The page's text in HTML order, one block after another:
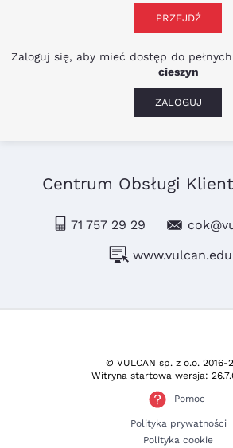
PRZEJDŹ
Zaloguj się, aby mieć dostęp do
cieszyn
ZALOGUJ
Centrum Obsługi
71 757 29 29
© VULCAN sp. z o.o. 2016-
Witryna startowa wersja:
Pomoc
Polityka prywatności
Polityka cookie